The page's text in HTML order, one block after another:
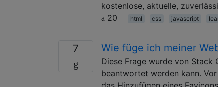
kostenlose, aktuelle,
20
html css javascript
7 Wie füge ich meiner
Diese Frage wurde von
beantwortet werden kann.